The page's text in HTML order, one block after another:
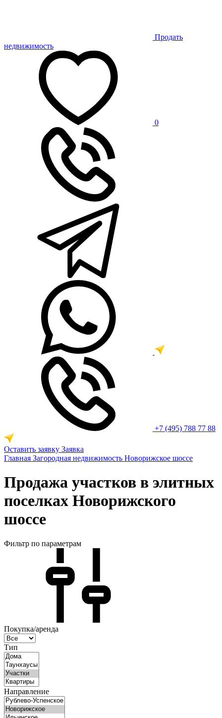
Продать
недвижимость
0
+7 (495) 788 77 88
Оставить заявку Заявка
Главная Загородная недвижимость Новорижское шоссе
Продажа участков в элитных
поселках Новорижского
шоссе
Фильтр по параметрам
Покупка/аренда
Тип
Направление